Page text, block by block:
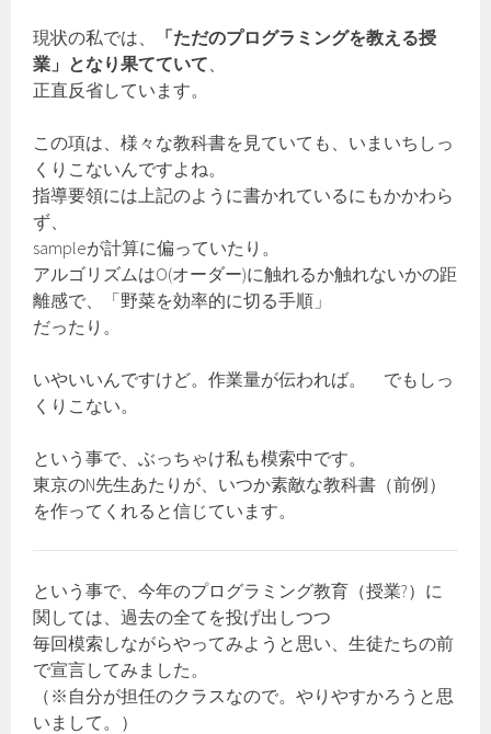
現状の私では、
「ただのプログラミングを教える授
業」となり果てていて、
正直反省しています。
この項は、様々な教科書を見ていても、いまいちしっ
くりこないんですよね。
指導要領には上記のように書かれているにもかかわら
ず、
sampleが計算に偏っていたり。
アルゴリズムはO(オーダー)に触れるか触れないかの距
離感で、「野菜を効率的に切る手順」
だったり。
いやいいんですけど。作業量が伝われば。 でもしっ
くりこない。
という事で、ぶっちゃけ私も模索中です。
東京のN先生あたりが、いつか素敵な教科書（前例）
を作ってくれると信じています。
という事で、今年のプログラミング教育（授業?）に
関しては、過去の全てを投げ出しつつ
毎回模索しながらやってみようと思い、生徒たちの前
で宣言してみました。
（※自分が担任のクラスなので。やりやすかろうと思
いまして。）